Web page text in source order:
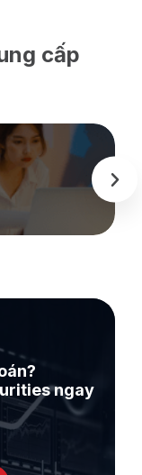
cấp
ngay